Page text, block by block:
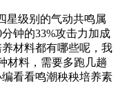
星级别的气动共鸣属
钟的33%攻击力加成
材料都有哪些呢，我
材料，需要多跑几趟
看看鸣潮秧秧培养素